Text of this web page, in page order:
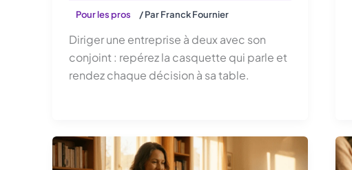
Pour les pros / ParFranck Fournier
Diriger une entreprise à deux avec son
conjoint : repérez la casquette qui parle et
rendez chaque décision à sa table.